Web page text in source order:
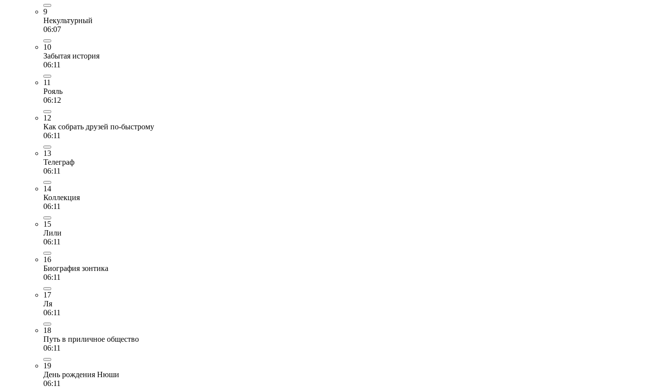
9
Некультурный
06:07
10
Забытая история
06:11
11
Рояль
06:12
12
Как собрать друзей по-быстрому
06:11
13
Телеграф
06:11
14
Коллекция
06:11
15
Лили
06:11
16
Биография зонтика
06:11
17
Ля
06:11
18
Путь в приличное общество
06:11
19
День рождения Нюши
06:11